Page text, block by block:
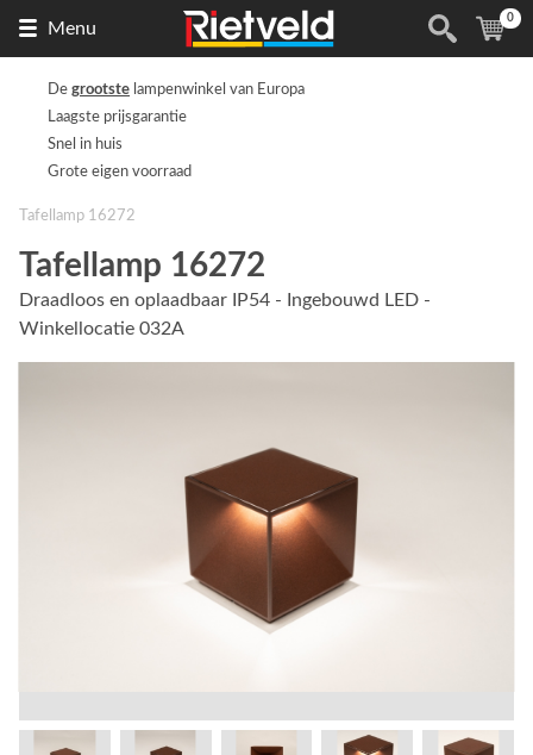
Menu
de
(
0
De grootste lampenwinkel van Europa
Laagste prijsgarantie
Snel in huis
Grote eigen voorraad
Tafellamp 16272
Tafellamp 16272
Draadloos en oplaadbaar IP54 - Ingebouwd LED -
Winkellocatie 032A